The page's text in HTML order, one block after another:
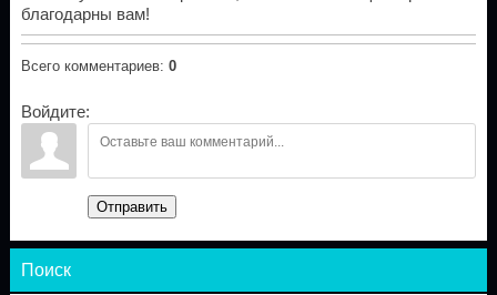
благодарны вам!
Всего комментариев: 0
Войдите:
Отправить
Поиск